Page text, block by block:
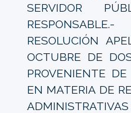
SERVIDOR
RESOLUCIÓN
OCTUBRE DE
PROVENIENTE
EN MATERIA DE